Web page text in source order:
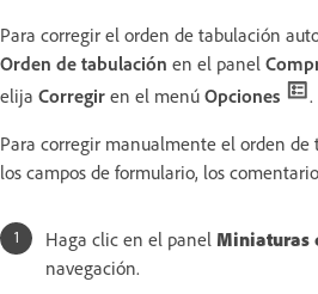
Para corregir el orden de tabulación
Orden de tabulación en el panel
elija Corregir en el menú Opciones
.
Para corregir manualmente el orden de
los campos de formulario, los
Haga clic en el panel Miniaturas
navegación.